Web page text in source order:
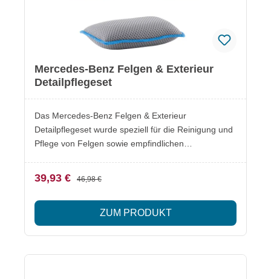
Sicherheitsdatenblättern, die bei den einzelnen
Produkten hinterlegt sind.
Mercedes-Benz Felgen & Exterieur
Detailpflegeset
Das Mercedes-Benz Felgen & Exterieur
Detailpflegeset wurde speziell für die Reinigung und
Pflege von Felgen sowie empfindlichen
Besonderheiten Effektive Reinigung von Felgen und
Fahrzeugdetails Entfernt Bremsstaub, Öl- und
Straßenschmutz Pflege von Chrom- und
Metalloberflächen Original Mercedes-Benz
Felgenreiniger 500 ml (A001986347118) Mercedes-
39,93 € 46,98 €
ZUM PRODUKT